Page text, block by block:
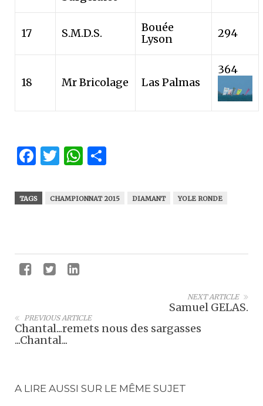
17 S.M.D.S.
Bouée
Lyson
294
18 Mr Bricolage Las Palmas
364
Facebook
Twitter
WhatsApp
TAGS CHAMPIONNAT 2015 DIAMANT YOLE RONDE
NEXT ARTICLE
Samuel GELAS.
PREVIOUS ARTICLE
Chantal...remets nous des sargasses
...Chantal...
A LIRE AUSSI SUR LE MÊME SUJET